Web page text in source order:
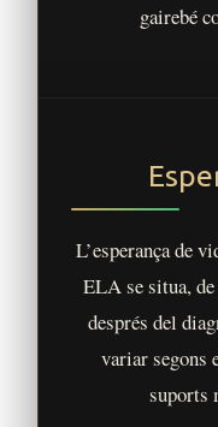
gairebé
L’esperança de
ELA se situa,
després del
variar segons
suports